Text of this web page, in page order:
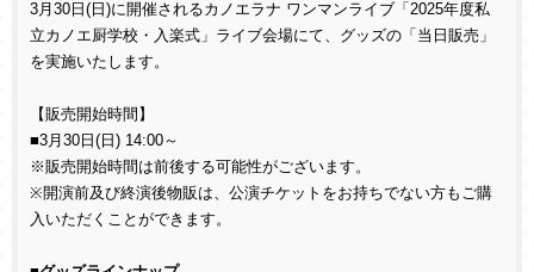
3月30日(日)に開催されるカノエラナ ワンマンライブ「2025年度私
立カノエ厨学校・入楽式」ライブ会場にて、グッズの「当日販売」
を実施いたします。
【販売開始時間】
■3月30日(日) 14:00～
※販売開始時間は前後する可能性がございます。
※開演前及び終演後物販は、公演チケットをお持ちでない方もご購
入いただくことができます。